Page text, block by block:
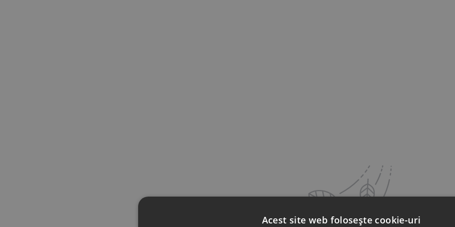
Acest site web folosește cookie-uri